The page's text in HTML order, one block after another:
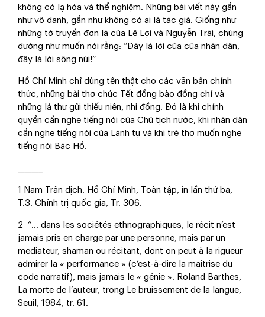
không có lạ hóa và thể nghiệm. Những bài viết này gần
như vô danh, gần như không có ai là tác giả. Giống như
những tờ truyền đơn lá của Lê Lợi và Nguyễn Trãi, chúng
dường như muốn nói rằng: “Đây là lời của của nhân dân,
đây là lời sông núi!”
Hồ Chí Minh chỉ dùng tên thật cho các văn bản chính
thức, những bài thơ chúc Tết đồng bào đồng chí và
những lá thư gửi thiếu niên, nhi đồng. Đó là khi chính
quyền cần nghe tiếng nói của Chủ tịch nước, khi nhân dân
cần nghe tiếng nói của Lãnh tụ và khi trẻ thơ muốn nghe
tiếng nói Bác Hồ.
1 Nam Trân dịch. Hồ Chí Minh, Toàn tập, in lần thứ ba,
T.3. Chính trị quốc gia, Tr. 306.
2 “… dans les sociétés ethnographiques, le récit n’est
jamais pris en charge par une personne, mais par un
mediateur, shaman ou récitant, dont on peut à la rigueur
admirer la « performance » (c’est-à-dire la maitrise du
code narratif), mais jamais le « génie ». Roland Barthes,
La morte de l’auteur, trong Le bruissement de la langue,
Seuil, 1984, tr. 61.